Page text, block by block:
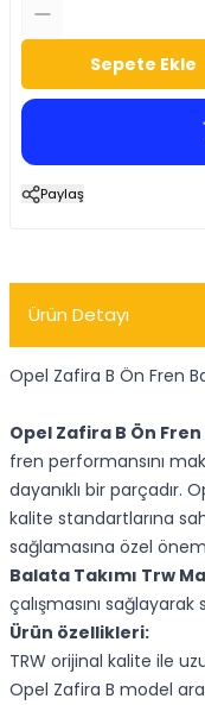
Sepete Ekle
Paylaş
Ürün Detayı
Opel Zafira B Ön Fren
Opel Zafira B Ön
fren performansını
dayanıklı bir parçadır.
kalite standartlarına
sağlamasına özel
Balata Takımı Trw
çalışmasını sağlayarak
Ürün özellikleri:
TRW orijinal kalite ile
Opel Zafira B model